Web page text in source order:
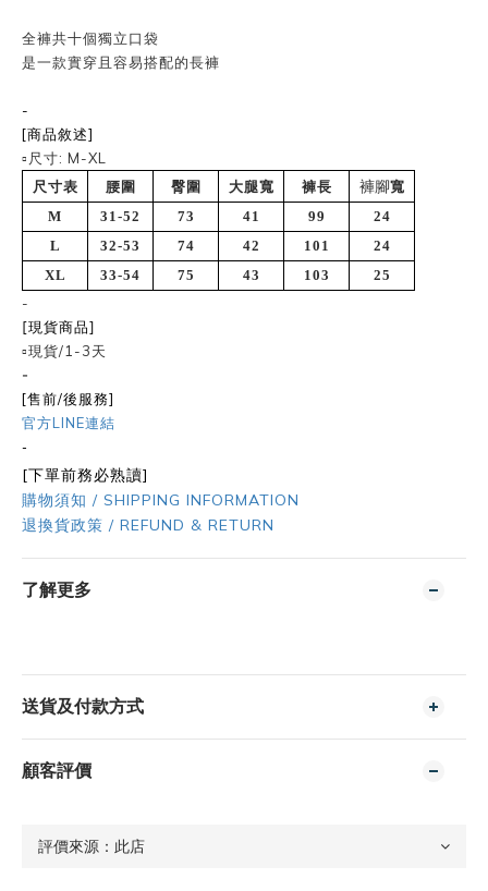
全褲共十個獨立口袋
是一款實穿且容易搭配的長褲
-
[商品敘述]
▫️尺寸: M-XL
尺寸表 腰圍 臀圍 大腿寬 褲長 褲腳寬
M
31-52 73 41 99
24
L
32-53 74 42 101
24
XL
33-54 75 43 103 25
-
[現貨商品]
▫️現貨/1-3天
-
[售前/後服務]
官方LINE連結
-
[下單前務必熟讀]
購物須知 / SHIPPING INFORMATION
退換貨政策 / REFUND & RETURN
了解更多
送貨及付款方式
顧客評價